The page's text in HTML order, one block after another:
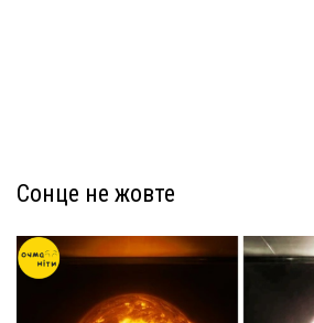
Сонце не жовте